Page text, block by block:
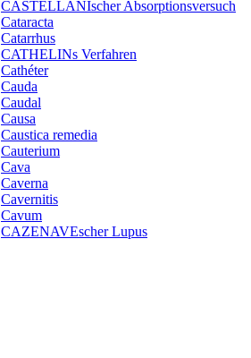
CASTELLANIscher Absorptionsversuch
Cataracta
Catarrhus
CATHELINs Verfahren
Cathéter
Cauda
Caudal
Causa
Caustica remedia
Cauterium
Cava
Caverna
Cavernitis
Cavum
CAZENAVEscher Lupus